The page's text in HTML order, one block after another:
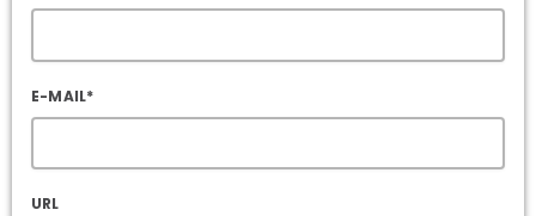
E-MAIL*
URL